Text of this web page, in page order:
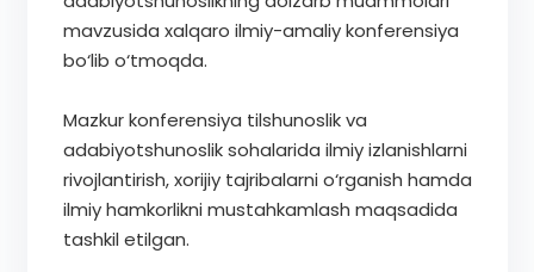
mavzusida xalqaro ilmiy-amaliy konferensiya
bo‘lib o‘tmoqda.
Mazkur konferensiya tilshunoslik va
adabiyotshunoslik sohalarida ilmiy izlanishlarni
rivojlantirish, xorijiy tajribalarni o‘rganish hamda
ilmiy hamkorlikni mustahkamlash maqsadida
tashkil etilgan.